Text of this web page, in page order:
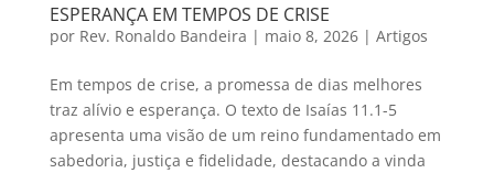
ESPERANÇA EM TEMPOS DE CRISE
por Rev. Ronaldo Bandeira | maio 8, 2026| Artigos
Em tempos de crise, a promessa de dias melhores
traz alívio e esperança. O texto de Isaías 11.1-5
apresenta uma visão de um reino fundamentado em
sabedoria, justiça e fidelidade, destacando a vinda